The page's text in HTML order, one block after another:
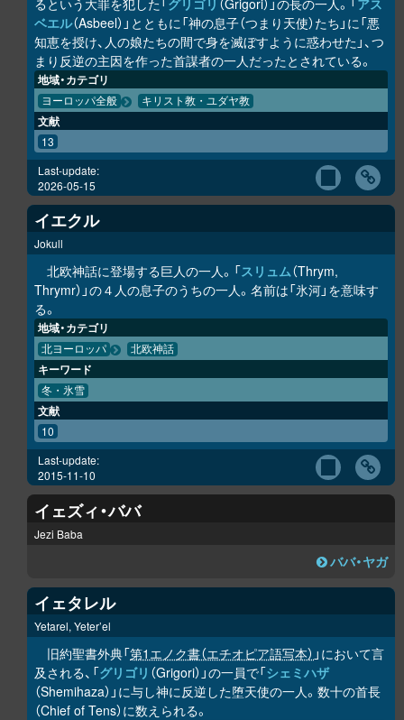
るという大罪を犯した「グリゴリ （Grigori）」の長の一人。「アス
ベエル（Asbeel）」とともに「神の息子（つまり天使）たち」に「悪
知恵を授け、人の娘たちの間で身を滅ぼすように惑わせた」、つ
まり反逆の主因を作った首謀者の一人だったとされている。
地域・カテゴリ
ヨーロッパ全般 キリスト教・ユダヤ教
文献
13
Last-update:
2026-05-15
イエクル
Jokull
北欧神話に登場する巨人の一人。「スリュム（Thrym,
Thrymr）」の４人の息子のうちの一人。名前は「氷河」を意味す
る。
地域・カテゴリ
北ヨーロッパ 北欧神話
キーワード
冬・氷雪
文献
10
Last-update:
2015-11-10
イェズィ・ババ
Jezi Baba
ババ・ヤガ
イェタレル
Yetarel, Yeter’el
旧約聖書外典「第1エノク書（エチオピア語写本） 」において言
及される、「グリゴリ （Grigori）」の一員で「シェミハザ
（Shemihaza）」に与し神に反逆した堕天使の一人。数十の首長
（Chief of Tens）に数えられる。